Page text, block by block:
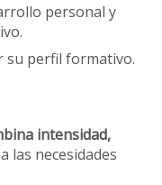
personal y
su perfil formativo.
intensidad,
las necesidades